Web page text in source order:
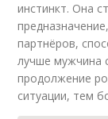
инстинкт. Она
партнёров,
лучше мужчина
продолжение
ситуации, тем